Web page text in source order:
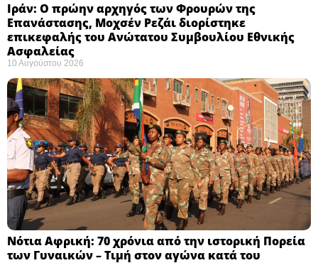
Ιράν: Ο πρώην αρχηγός των Φρουρών της
Επανάστασης, Μοχσέν Ρεζάι διορίστηκε
επικεφαλής του Ανώτατου Συμβουλίου Εθνικής
Ασφαλείας ​
10 Αυγούστου 2026
Νότια Αφρική: 70 χρόνια από την ιστορική Πορεία
των Γυναικών – Τιμή στον αγώνα κατά του